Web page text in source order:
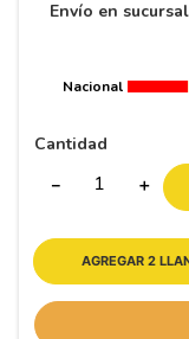
Envío en
Nacional
Cantidad
＋
－
AGREGAR 2